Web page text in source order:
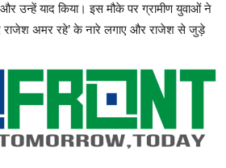
और उन्हें याद किया। इस मौके पर ग्रामीण युवाओं ने
राजेश अमर रहे’ के नारे लगाए और राजेश से जुड़े